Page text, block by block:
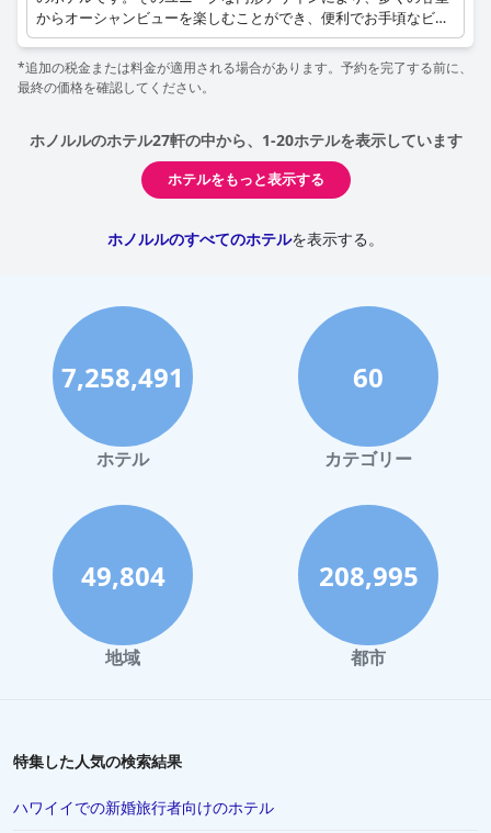
からオーシャンビューを楽しむことができ、便利でお手頃なビー
チフロントの近さを提供します。
*追加の税金または料金が適用される場合があります。予約を完了する前に、
最終の価格を確認してください。
ホノルルのホテル27軒の中から、1-20ホテルを表示しています
ホテルをもっと表示する
ホノルルのすべてのホテルを表示する。
7,258,491
ホテル
60
カテゴリー
49,804
地域
208,995
都市
特集した人気の検索結果
ハワイイでの新婚旅行者向けのホテル